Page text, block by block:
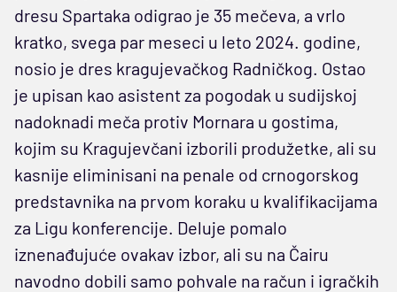
dresu Spartaka odigrao je 35 mečeva, a vrlo
kratko, svega par meseci u leto 2024. godine,
nosio je dres kragujevačkog Radničkog. Ostao
je upisan kao asistent za pogodak u sudijskoj
nadoknadi meča protiv Mornara u gostima,
kojim su Kragujevčani izborili produžetke, ali su
kasnije eliminisani na penale od crnogorskog
predstavnika na prvom koraku u kvalifikacijama
za Ligu konferencije. Deluje pomalo
iznenađujuće ovakav izbor, ali su na Čairu
navodno dobili samo pohvale na račun i igračkih